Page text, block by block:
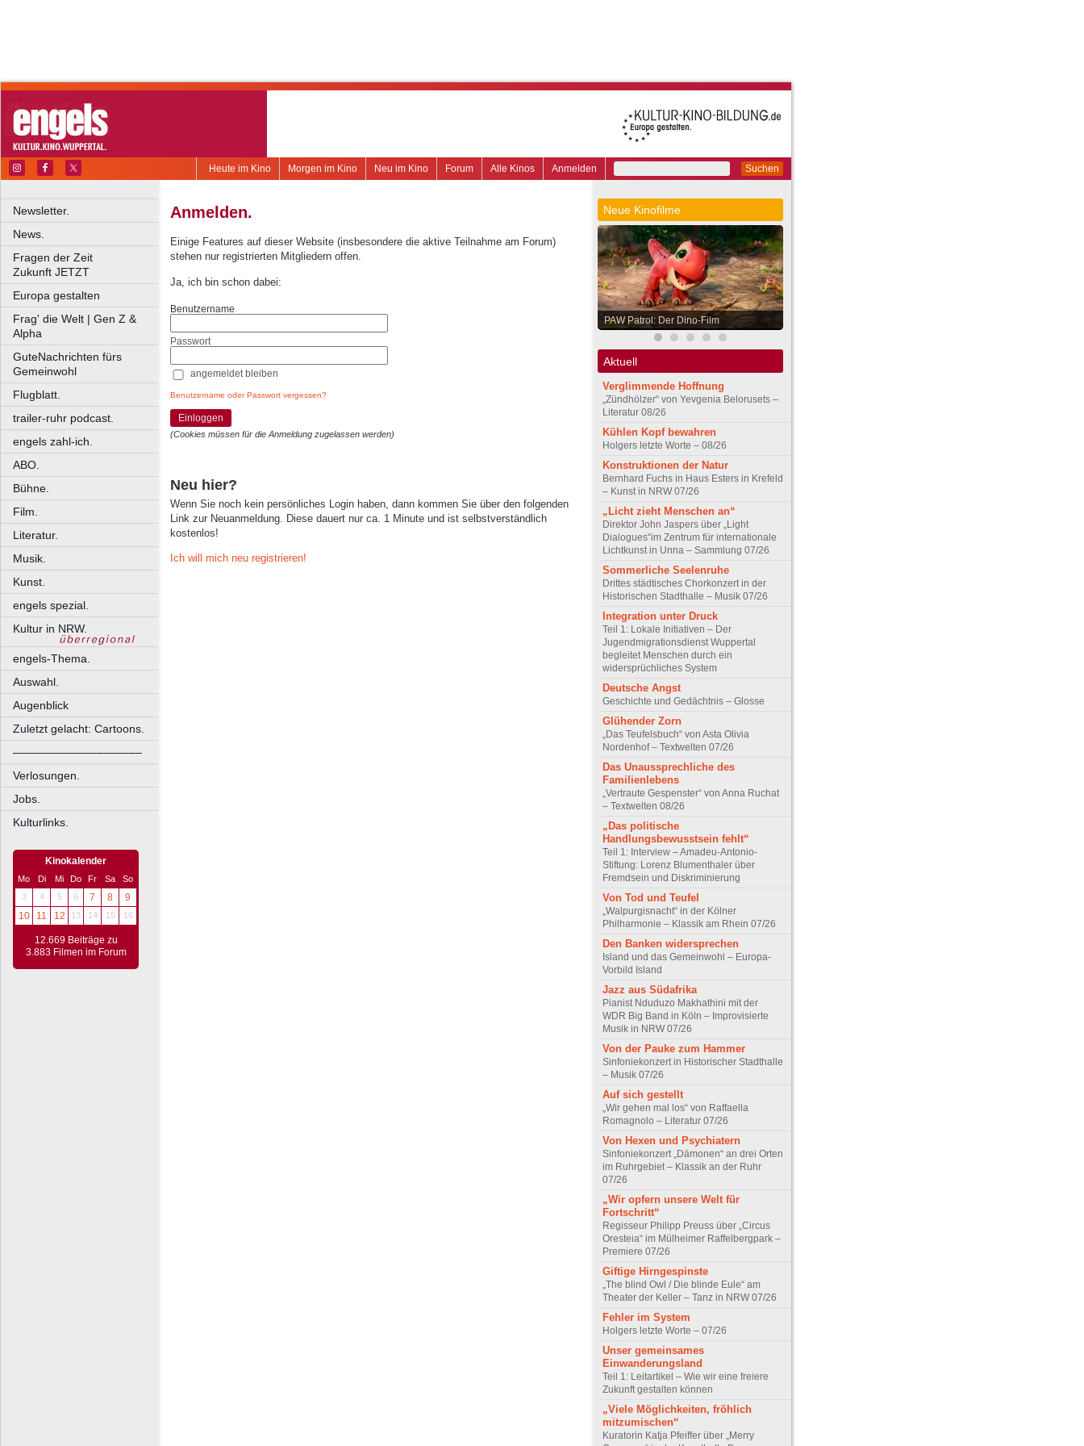
Suchen
Anmelden
Alle Kinos
Forum
Neu im Kino
Morgen im Kino
Heute im Kino
Newsletter.
News.
Fragen der Zeit
Zukunft JETZT
Europa gestalten
Frag' die Welt | Gen Z &
Alpha
GuteNachrichten fürs
Gemeinwohl
Flugblatt.
trailer-ruhr podcast.
engels zahl-ich.
ABO.
Bühne.
Film.
Literatur.
Musik.
Kunst.
engels spezial.
Kultur in NRW.
engels-Thema.
Auswahl.
Augenblick
Zuletzt gelacht: Cartoons.
––––––––––––––––––––
Verlosungen.
Jobs.
Kulturlinks.
Kinokalender
Mo Di Mi Do Fr Sa
So
3
4 5 6 7 8
9
10
11 12 13 14 15 16
12.669 Beiträge zu
3.883 Filmen im Forum
Anmelden.
Einige Features auf dieser Website (insbesondere die aktive Teilnahme am Forum)
stehen nur registrierten Mitgliedern offen.
Ja, ich bin schon dabei:
Benutzername
Passwort
angemeldet bleiben
Benutzername oder Passwort vergessen?
Einloggen
(Cookies müssen für die Anmeldung zugelassen werden)
Neu hier?
Wenn Sie noch kein persönliches Login haben, dann kommen Sie über den folgenden
Link zur Neuanmeldung. Diese dauert nur ca. 1 Minute und ist selbstverständlich
kostenlos!
Ich will mich neu registrieren!
Neue Kinofilme
PAW Patrol: Der Dino-Film
Aktuell
Verglimmende Hoffnung
„Zündhölzer“ von Yevgenia Belorusets –
Literatur 08/26
Kühlen Kopf bewahren
Holgers letzte Worte – 08/26
Konstruktionen der Natur
Bernhard Fuchs in Haus Esters in Krefeld
– Kunst in NRW 07/26
„Licht zieht Menschen an“
Direktor John Jaspers über „Light
Dialogues“im Zentrum für internationale
Lichtkunst in Unna – Sammlung 07/26
Sommerliche Seelenruhe
Drittes städtisches Chorkonzert in der
Historischen Stadthalle – Musik 07/26
Integration unter Druck
Teil 1: Lokale Initiativen – Der
Jugendmigrationsdienst Wuppertal
begleitet Menschen durch ein
widersprüchliches System
Deutsche Angst
Geschichte und Gedächtnis – Glosse
Glühender Zorn
„Das Teufelsbuch“ von Asta Olivia
Nordenhof – Textwelten 07/26
Das Unaussprechliche des
Familienlebens
„Vertraute Gespenster“ von Anna Ruchat
– Textwelten 08/26
„Das politische
Handlungsbewusstsein fehlt“
Teil 1: Interview – Amadeu-Antonio-
Stiftung: Lorenz Blumenthaler über
Fremdsein und Diskriminierung
Von Tod und Teufel
„Walpurgisnacht“ in der Kölner
Philharmonie – Klassik am Rhein 07/26
Den Banken widersprechen
Island und das Gemeinwohl – Europa-
Vorbild Island
Jazz aus Südafrika
Pianist Nduduzo Makhathini mit der
WDR Big Band in Köln – Improvisierte
Musik in NRW 07/26
Von der Pauke zum Hammer
Sinfoniekonzert in Historischer Stadthalle
– Musik 07/26
Auf sich gestellt
„Wir gehen mal los“ von Raffaella
Romagnolo – Literatur 07/26
Von Hexen und Psychiatern
Sinfoniekonzert „Dämonen“ an drei Orten
im Ruhrgebiet – Klassik an der Ruhr
07/26
„Wir opfern unsere Welt für
Fortschritt“
Regisseur Philipp Preuss über „Circus
Oresteia“ im Mülheimer Raffelbergpark –
Premiere 07/26
Giftige Hirngespinste
„The blind Owl / Die blinde Eule“ am
Theater der Keller – Tanz in NRW 07/26
Fehler im System
Holgers letzte Worte – 07/26
Unser gemeinsames
Einwanderungsland
Teil 1: Leitartikel – Wie wir eine freiere
Zukunft gestalten können
„Viele Möglichkeiten, fröhlich
mitzumischen“
Kuratorin Katja Pfeiffer über „Merry